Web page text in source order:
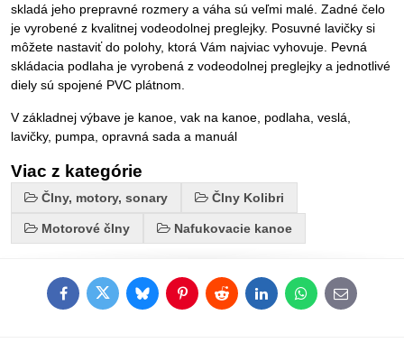
skladá jeho prepravné rozmery a váha sú veľmi malé. Zadné čelo
je vyrobené z kvalitnej vodeodolnej preglejky. Posuvné lavičky si
môžete nastaviť do polohy, ktorá Vám najviac vyhovuje. Pevná
skládacia podlaha je vyrobená z vodeodolnej preglejky a jednotlivé
diely sú spojené PVC plátnom.
V základnej výbave je kanoe, vak na kanoe, podlaha, veslá,
lavičky, pumpa, opravná sada a manuál
Viac z kategórie
Člny, motory, sonary Člny Kolibri
Motorové člny Nafukovacie kanoe
FacebookTwitterBlueskyPinterestRedditLinkedInWhatsApp
E-
mail